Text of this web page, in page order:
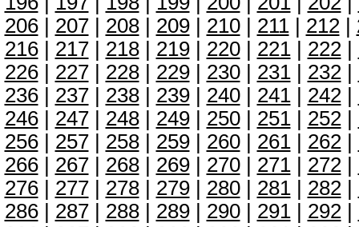
206| 207| 208| 209| 210| 211| 212|
216| 217| 218| 219| 220| 221| 222|
226| 227| 228| 229| 230| 231| 232|
236| 237| 238| 239| 240| 241| 242|
246| 247| 248| 249| 250| 251| 252|
256| 257| 258| 259| 260| 261| 262|
266| 267| 268| 269| 270| 271| 272|
276| 277| 278| 279| 280| 281| 282|
286| 287| 288| 289| 290| 291| 292|